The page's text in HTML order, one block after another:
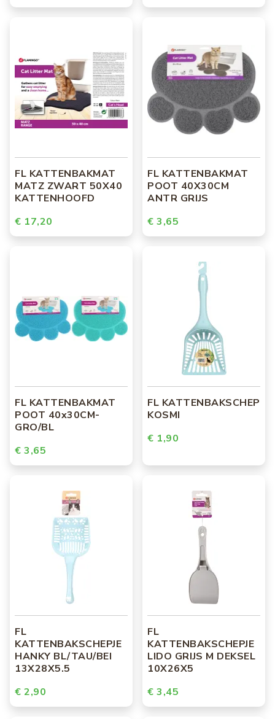
FL KATTENBAKMAT
MATZ ZWART 50X40
KATTENHOOFD
€ 17,20
FL KATTENBAKMAT
POOT 40X30CM
ANTR GRIJS
€ 3,65
FL KATTENBAKMAT
POOT 40x30CM-
GRO/BL
€ 3,65
FL KATTENBAKSCHEP
KOSMI
€ 1,90
FL
KATTENBAKSCHEPJE
HANKY BL/TAU/BEI
13X28X5.5
€ 2,90
FL
KATTENBAKSCHEPJE
LIDO GRIJS M DEKSEL
10X26X5
€ 3,45